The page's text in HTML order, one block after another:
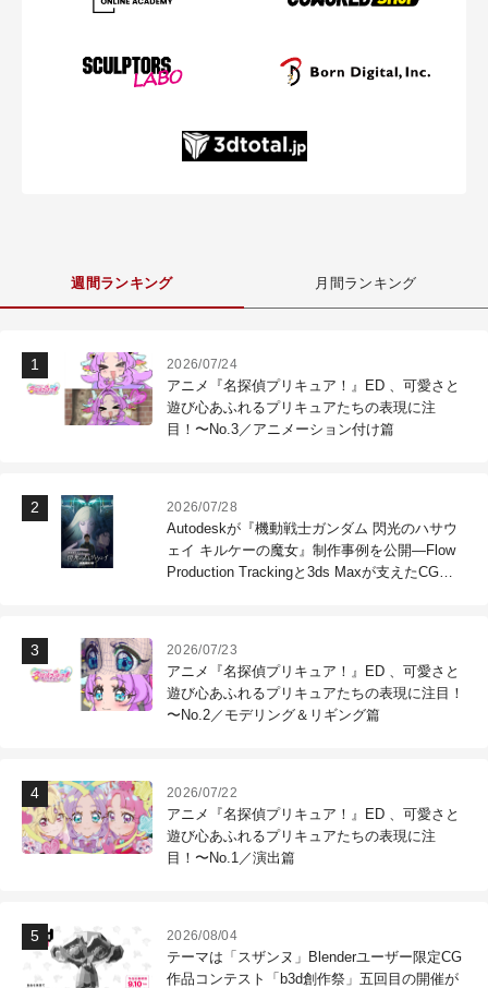
週間ランキング 月間ランキング
2026/07/24
アニメ『名探偵プリキュア！』ED 、可愛さと
遊び心あふれるプリキュアたちの表現に注
目！〜No.3／アニメーション付け篇
2026/07/28
Autodeskが『機動戦士ガンダム 閃光のハサウ
ェイ キルケーの魔女』制作事例を公開―Flow
Production Trackingと3ds Maxが支えたCG制
2026/07/23
アニメ『名探偵プリキュア！』ED 、可愛さと
遊び心あふれるプリキュアたちの表現に注目！
〜No.2／モデリング＆リギング篇
2026/07/22
アニメ『名探偵プリキュア！』ED 、可愛さと
遊び心あふれるプリキュアたちの表現に注
目！〜No.1／演出篇
2026/08/04
テーマは「スザンヌ」Blenderユーザー限定CG
作品コンテスト「b3d創作祭」五回目の開催が